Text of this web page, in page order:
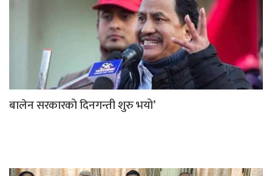
बालेन सरकारको दिनगन्ती शुरु भयो’